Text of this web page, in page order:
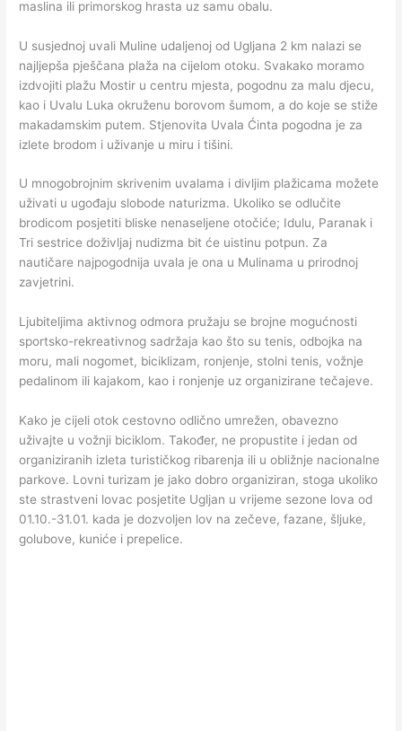
maslina ili primorskog hrasta uz samu obalu.
U susjednoj uvali Muline udaljenoj od Ugljana 2 km nalazi se
najljepša pješčana plaža na cijelom otoku. Svakako moramo
izdvojiti plažu Mostir u centru mjesta, pogodnu za malu djecu,
kao i Uvalu Luka okruženu borovom šumom, a do koje se stiže
makadamskim putem. Stjenovita Uvala Ćinta pogodna je za
izlete brodom i uživanje u miru i tišini.
U mnogobrojnim skrivenim uvalama i divljim plažicama možete
uživati u ugođaju slobode naturizma. Ukoliko se odlučite
brodicom posjetiti bliske nenaseljene otočiće; Idulu, Paranak i
Tri sestrice doživljaj nudizma bit će uistinu potpun. Za
nautičare najpogodnija uvala je ona u Mulinama u prirodnoj
zavjetrini.
Ljubiteljima aktivnog odmora pružaju se brojne mogućnosti
sportsko-rekreativnog sadržaja kao što su tenis, odbojka na
moru, mali nogomet, biciklizam, ronjenje, stolni tenis, vožnje
pedalinom ili kajakom, kao i ronjenje uz organizirane tečajeve.
Kako je cijeli otok cestovno odlično umrežen, obavezno
uživajte u vožnji biciklom. Također, ne propustite i jedan od
organiziranih izleta turističkog ribarenja ili u obližnje nacionalne
parkove. Lovni turizam je jako dobro organiziran, stoga ukoliko
ste strastveni lovac posjetite Ugljan u vrijeme sezone lova od
01.10.-31.01. kada je dozvoljen lov na zečeve, fazane, šljuke,
golubove, kuniće i prepelice.